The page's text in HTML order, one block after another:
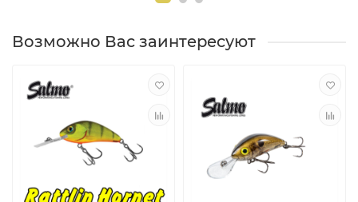
Возможно Вас заинтересуют